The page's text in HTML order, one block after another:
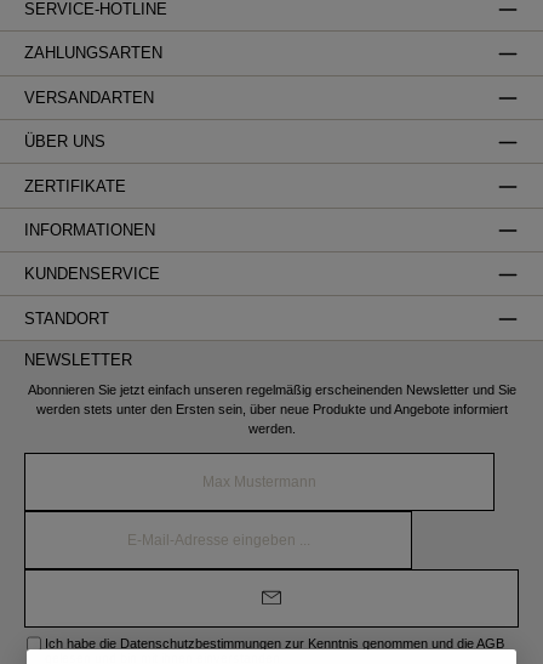
SERVICE-HOTLINE
ZAHLUNGSARTEN
VERSANDARTEN
ÜBER UNS
ZERTIFIKATE
INFORMATIONEN
KUNDENSERVICE
STANDORT
NEWSLETTER
Abonnieren Sie jetzt einfach unseren regelmäßig erscheinenden Newsletter und Sie
werden stets unter den Ersten sein, über neue Produkte und Angebote informiert
werden.
Mail-
Ich habe die Datenschutzbestimmungen zur Kenntnis genommen und dieAGB